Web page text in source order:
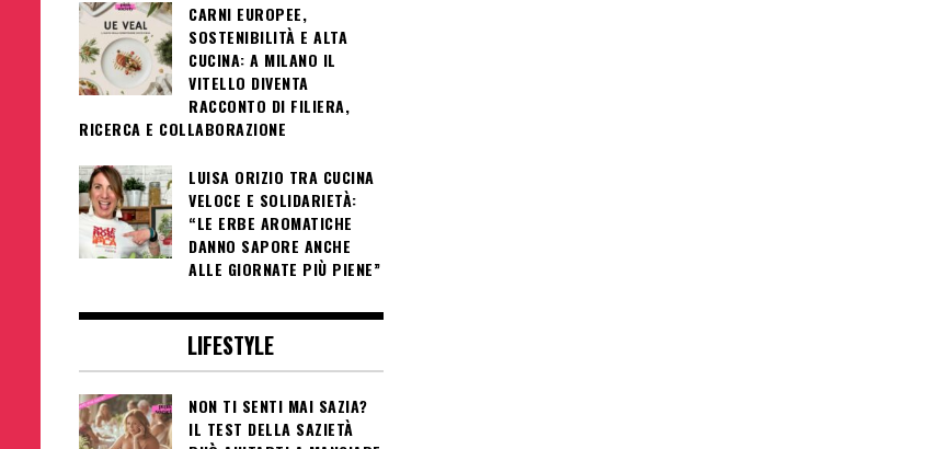
CARNI EUROPEE,
SOSTENIBILITÀ E ALTA
CUCINA: A MILANO IL
VITELLO DIVENTA
RACCONTO DI FILIERA,
RICERCA E COLLABORAZIONE
LUISA ORIZIO TRA CUCINA
VELOCE E SOLIDARIETÀ:
“LE ERBE AROMATICHE
DANNO SAPORE ANCHE
ALLE GIORNATE PIÙ PIENE”
LIFESTYLE
NON TI SENTI MAI SAZIA?
IL TEST DELLA SAZIETÀ